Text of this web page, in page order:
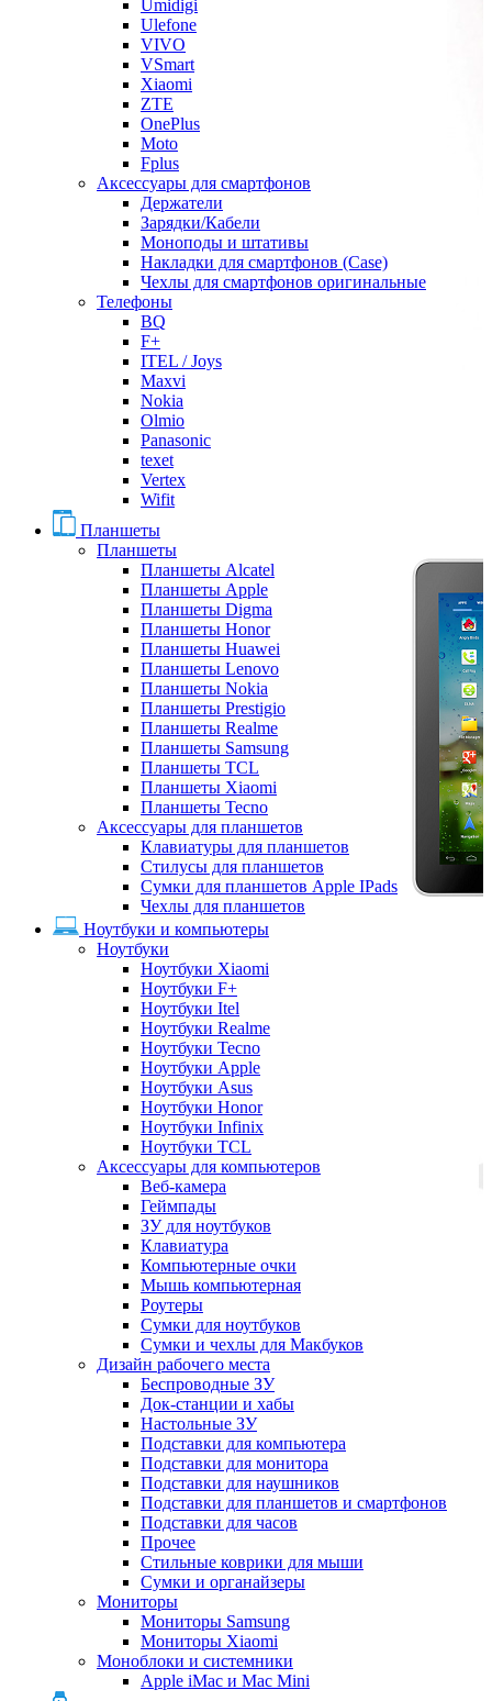
Umidigi
Ulefone
VIVO
VSmart
Xiaomi
ZTE
OnePlus
Moto
Fplus
Аксессуары для смартфонов
Держатели
Зарядки/Кабели
Моноподы и штативы
Накладки для смартфонов (Case)
Чехлы для смартфонов оригинальные
Телефоны
BQ
F+
ITEL / Joys
Maxvi
Nokia
Olmio
Panasonic
texet
Vertex
Wifit
Планшеты
Планшеты
Планшеты Alcatel
Планшеты Apple
Планшеты Digma
Планшеты Honor
Планшеты Huawei
Планшеты Lenovo
Планшеты Nokia
Планшеты Prestigio
Планшеты Realme
Планшеты Samsung
Планшеты TCL
Планшеты Xiaomi
Планшеты Tecno
Аксессуары для планшетов
Клавиатуры для планшетов
Стилусы для планшетов
Сумки для планшетов Apple IPads
Чехлы для планшетов
Ноутбуки и компьютеры
Ноутбуки
Ноутбуки Xiaomi
Ноутбуки F+
Ноутбуки Itel
Ноутбуки Realme
Ноутбуки Tecno
Ноутбуки Apple
Ноутбуки Asus
Ноутбуки Honor
Ноутбуки Infinix
Ноутбуки TCL
Аксессуары для компьютеров
Веб-камера
Геймпады
ЗУ для ноутбуков
Клавиатура
Компьютерные очки
Мышь компьютерная
Роутеры
Сумки для ноутбуков
Сумки и чехлы для Макбуков
Дизайн рабочего места
Беспроводные ЗУ
Док-станции и хабы
Настольные ЗУ
Подставки для компьютера
Подставки для монитора
Подставки для наушников
Подставки для планшетов и смартфонов
Подставки для часов
Прочее
Стильные коврики для мыши
Сумки и органайзеры
Мониторы
Мониторы Samsung
Мониторы Xiaomi
Моноблоки и системники
Apple iMac и Mac Mini